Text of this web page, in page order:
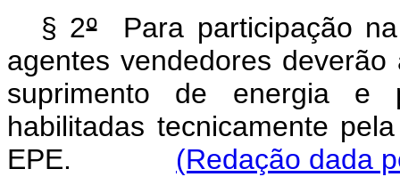
§ 2ºPara participação
agentes vendedores
suprimento de energia e
habilitadas tecnicamente
EPE. (Redação dada